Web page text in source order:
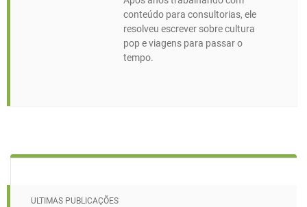
conteúdo para consultorias, ele
resolveu escrever sobre cultura
pop e viagens para passar o
tempo.
ULTIMAS PUBLICAÇÕES